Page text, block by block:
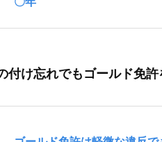
付け忘れでもゴールド免許